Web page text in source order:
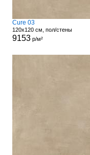
Cure 03
120x120 см, пол/стены
9153р/м²